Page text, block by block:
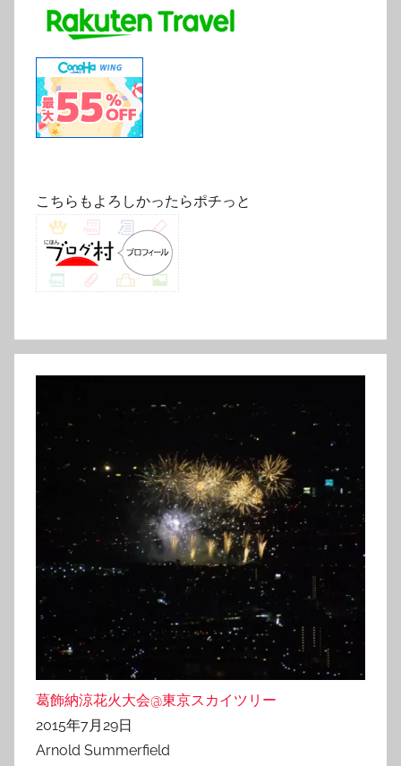
こちらもよろしかったらポチっと
葛飾納涼花火大会@東京スカイツリー
2015年7月29日
Arnold Summerfield